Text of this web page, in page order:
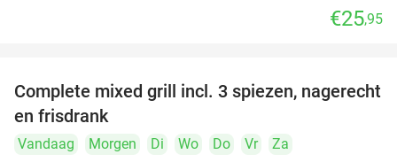
food
food
€25,95
34%
Complete mixed grill incl. 3 spiezen, nagerecht
en frisdrank
Vandaag Morgen Di Wo Do Vr
Za